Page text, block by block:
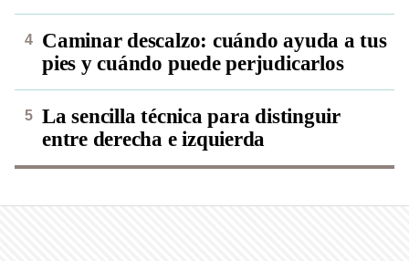
Caminar descalzo: cuándo ayuda a tus
pies y cuándo puede perjudicarlos
La sencilla técnica para distinguir
entre derecha e izquierda